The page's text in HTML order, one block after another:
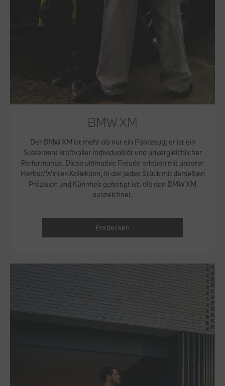
BMW XM
Der BMW XM ist mehr als nur ein Fahrzeug; er ist ein
Statement kraftvoller Individualität und unvergleichlicher
Performance. Diese ultimative Freude erleben mit unserer
Herbst/Winter-Kollektion, in der jedes Stück mit derselben
Präzision und Kühnheit gefertigt ist, die den BMW XM
auszeichnet.
Entdecken